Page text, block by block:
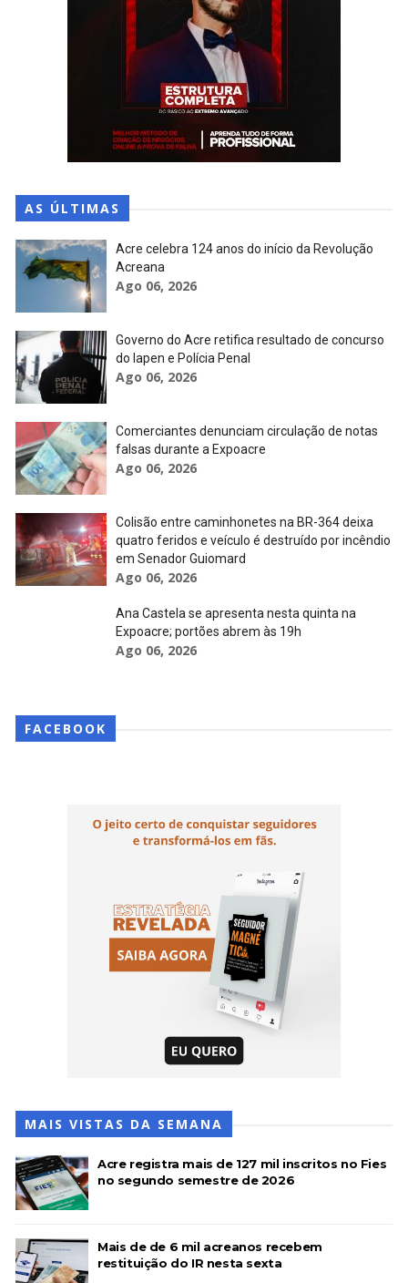
AS ÚLTIMAS
Acre celebra 124 anos do início da Revolução
Acreana
Ago 06, 2026
Governo do Acre retifica resultado de concurso
do Iapen e Polícia Penal
Ago 06, 2026
Comerciantes denunciam circulação de notas
falsas durante a Expoacre
Ago 06, 2026
Colisão entre caminhonetes na BR-364 deixa
quatro feridos e veículo é destruído por incêndio
em Senador Guiomard
Ago 06, 2026
Ana Castela se apresenta nesta quinta na
Expoacre; portões abrem às 19h
Ago 06, 2026
FACEBOOK
MAIS VISTAS DA SEMANA
Acre registra mais de 127 mil inscritos no Fies
no segundo semestre de 2026
Mais de de 6 mil acreanos recebem
restituição do IR nesta sexta